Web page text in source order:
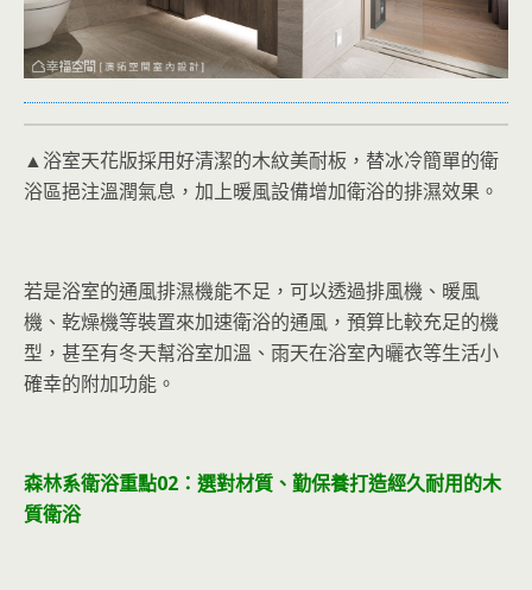
▲浴室天花版採用好清潔的木紋美耐板，替冰冷簡單的衛
浴區挹注溫潤氣息，加上暖風設備增加衛浴的排濕效果。
若是浴室的通風排濕機能不足，可以透過排風機、暖風
機、乾燥機等裝置來加速衛浴的通風，預算比較充足的機
型，甚至有冬天幫浴室加溫、雨天在浴室內曬衣等生活小
確幸的附加功能。
森林系衛浴重點02： 選對材質、勤保養打造經久耐用的木
質衛浴